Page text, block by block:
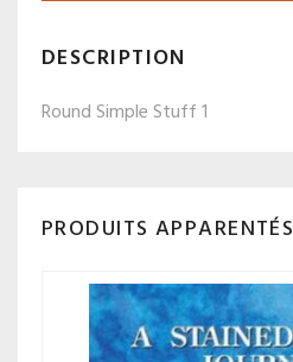
DESCRIPTION
Round Simple Stuff 1
PRODUITS APPARENTÉS